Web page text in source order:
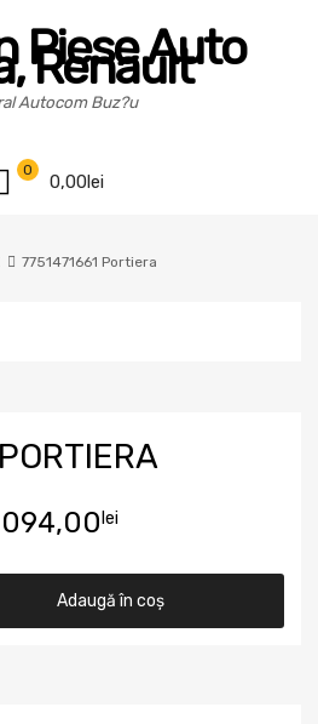
Piese Auto
Renault
Autocom Buz?u
0,00lei
0
7751471661 Portiera
lei
Adaugă în coș